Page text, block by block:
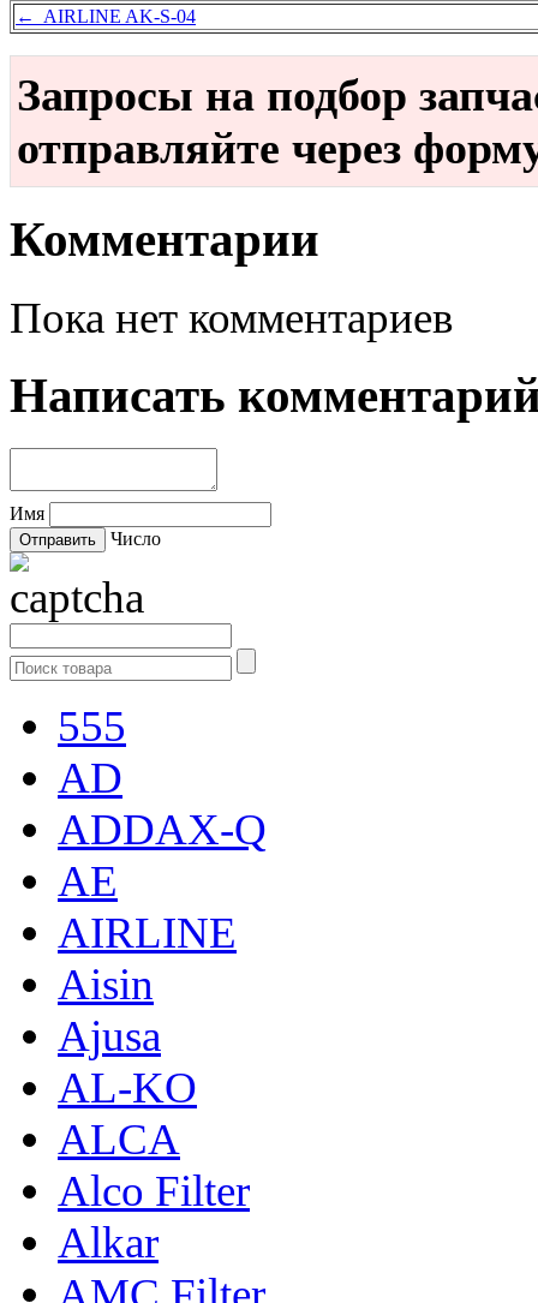
← AIRLINE AK-S-04
Запросы на подбор
отправляйте через
Комментарии
Пока нет комментариев
Написать
Имя
Число
555
AD
ADDAX-Q
AE
AIRLINE
Aisin
Ajusa
AL-KO
ALCA
Alco Filter
Alkar